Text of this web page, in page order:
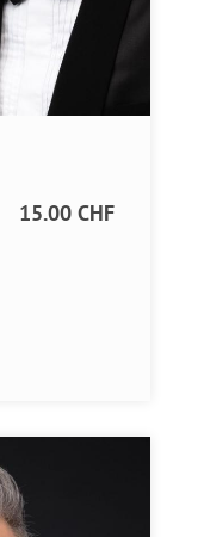
15.00 CHF